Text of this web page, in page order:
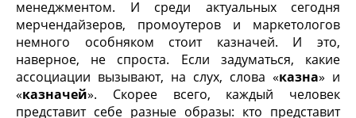
менеджментом. И среди актуальных сегодня
мерчендайзеров, промоутеров и маркетологов
немного особняком стоит казначей. И это,
наверное, не спроста. Если задуматься, какие
ассоциации вызывают, на слух, слова «казна» и
«казначей». Скорее всего, каждый человек
представит себе разные образы: кто представит